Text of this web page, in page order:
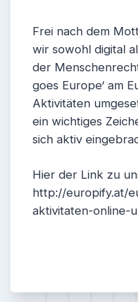
Frei nach dem
wir sowohl digital
der
goes Europe‘ am
Aktivitäten
ein wichtiges
sich aktiv
Hier der Link zu
http://europify.at/
aktivitaten-online-